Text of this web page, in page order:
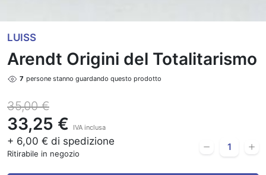
LUISS
Arendt Origini del Totalitarismo
7 persone stanno guardando questo prodotto
35,00 €
33,25 € IVA inclusa
+ 6,00 € di spedizione
Ritirabile in negozio